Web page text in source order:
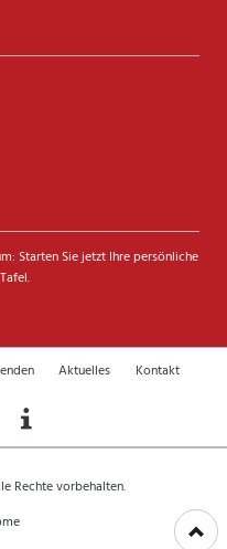
Starten Sie jetzt Ihre persönliche
Aktuelles Kontakt
Rechte vorbehalten.